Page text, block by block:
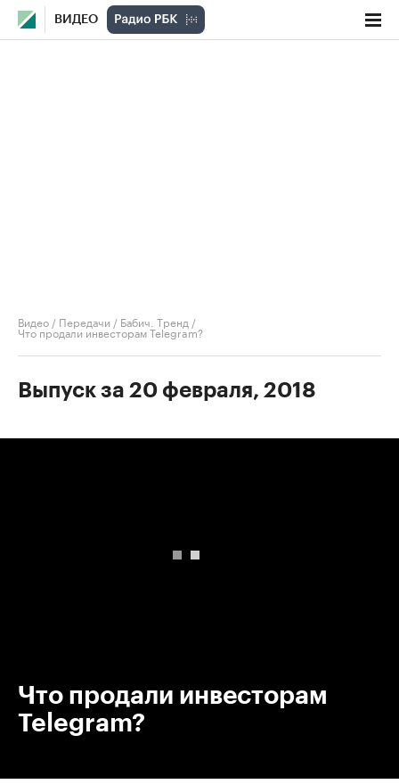
ВИДЕО
Видео / Передачи / Бабич. Тренд /
Что продали инвесторам Telegram?
Выпуск за 20 февраля, 2018
Что продали инвесторам
Telegram?